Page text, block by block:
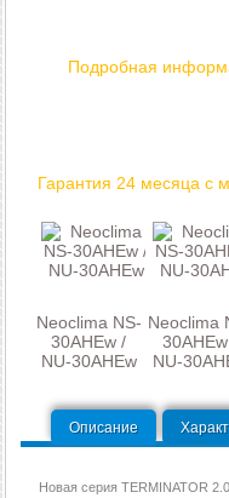
Подробная
Гарантия 24 месяца с
Neoclima NS-
30AHEw /
NU-30AHEw
Neoclima
NU-
Описание
Новая серия TERMINATOR